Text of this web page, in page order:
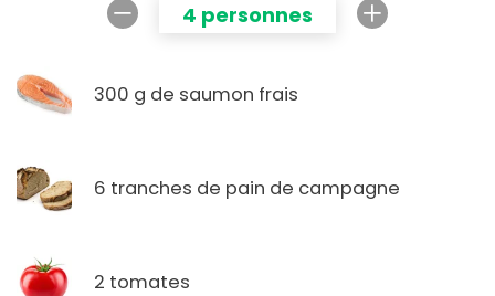
4 personnes
300 g de saumon frais
6 tranches de pain de campagne
2 tomates